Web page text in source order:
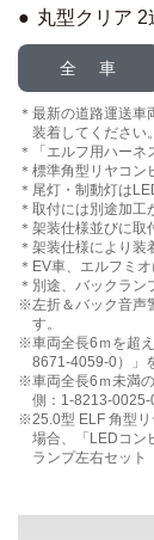
丸型クリア 2
全 車
最新の道路運送車
装着してください。
「エルフ用ハー
標準角型リヤコン
尾灯・制動灯は
取付には別途加工
架装仕様並びに取
架装仕様により装
EV車、エルフミ
別途、バックラン
左折＆バック音声
す。
車両全長6ｍを超
8671-4059-0）」
車両全長6ｍ未満
側：1-8213-0025-
25.0型 ELF 角型
場合、「LEDコン
ランプ左右セット